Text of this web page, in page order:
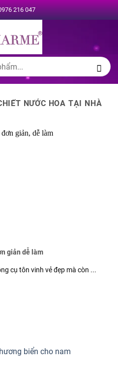
216 047
NƯỚC HOA TẠI NHÀ
giản dễ làm
cụ tôn vinh vẻ đẹp mà còn ...
biển cho nam